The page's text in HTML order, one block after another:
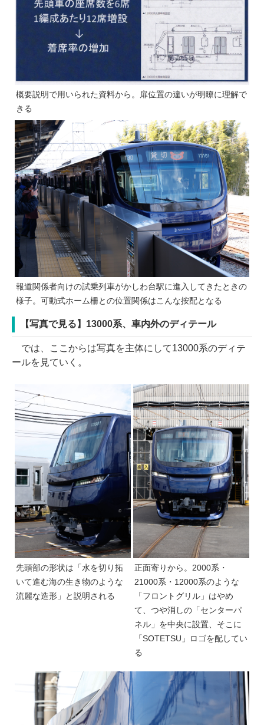
概要説明で用いられた資料から。扉位置の違いが明瞭に理解で
きる
報道関係者向けの試乗列車がかしわ台駅に進入してきたときの
様子。可動式ホーム柵との位置関係はこんな按配となる
【写真で見る】13000系、車内外のディテール
では、ここからは写真を主体にして13000系のディテ
ールを見ていく。
先頭部の形状は「水を切り拓
いて進む海の生き物のような
流麗な造形」と説明される
正面寄りから。2000系・
21000系・12000系のような
「フロントグリル」はやめ
て、つや消しの「センターパ
ネル」を中央に設置、そこに
「SOTETSU」ロゴを配してい
る